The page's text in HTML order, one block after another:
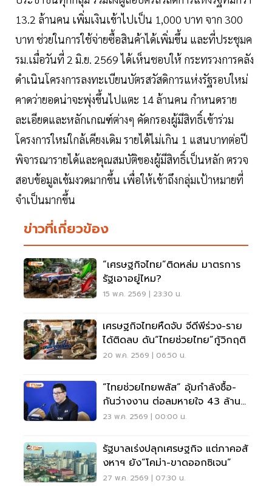
13.2 ล้านคน เพิ่มเงินเข้าไปเป็น 1,000 บาท จาก 300
บาท ช่วยในการใช้จ่ายซื้อสินค้าได้เพิ่มขึ้น และที่ประชุมค
รม.เมื่อวันที่ 2 มิ.ย. 2569 ได้เห็นชอบให้ กระทรวงการคลัง
ดำเนินโครงการลงทะเบียนบัตรสวัสดิการแห่งรัฐรอบใหม่
คาดว่ายอดน่าจะพุ่งขึ้นไปแตะ 14 ล้านคน กำหนดราย
ละเอียดและหลักเกณฑ์ต่างๆ คัดกรองผู้มีสิทธิ์เข้าร่วม
โครงการใหม่ใกล้เคียงเดิม รายได้ไม่เกิน 1 แสนบาทต่อปี
พิจารณารายได้และคุณสมบัติของผู้มีสิทธิ์เป็นหลัก ตรวจ
สอบข้อมูลเข้มงวดมากขึ้น เพื่อให้เข้าถึงกลุ่มเป้าหมายที่
จำเป็นมากขึ้น
ข่าวที่เกี่ยวข้อง
“เศรษฐกิจไทย”ติดหล่ม มาตรการ
รัฐเอาอยู่ไหม?
15 พ.ค. 2569 | 23:30 น.
เศรษฐกิจไทยหืดจับ จีดีพีร่วง-ราย
ได้ติดลบ ดัน“ไทยช่วยไทย”กู้วิกฤติ
20 พ.ค. 2569 | 06:50 น.
“ไทยช่วยไทยพลัส” อุ้มกำลังซื้อ-
กันว่างงาน ต่อลมหายใจ 43 ล้าน
คน
23 พ.ค. 2569 | 00:00 น.
รัฐบาลเร่งปลุกเศรษฐกิจ แต่ภาคอสั
งหาฯ ยัง“โคม่า-ขาดออกซิเจน”
27 พ.ค. 2569 | 07:30 น.